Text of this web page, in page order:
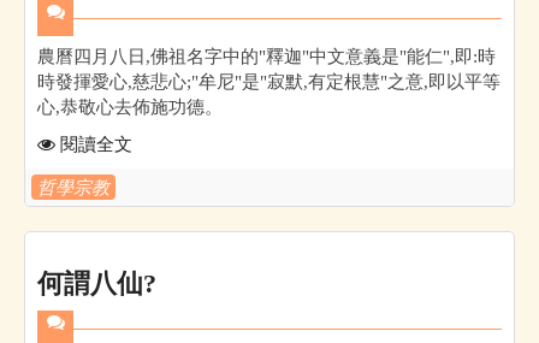
農曆四月八日,佛祖名字中的"釋迦"中文意義是"能仁",即:時
時發揮愛心,慈悲心;"牟尼"是"寂默,有定根慧"之意,即以平等
心,恭敬心去佈施功德。
閱讀全文
哲學宗教
何謂八仙?